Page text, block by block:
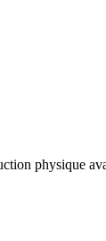
physique